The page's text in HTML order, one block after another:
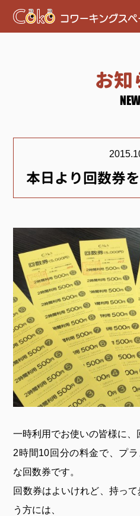
お知
本日より回数券
一時利用でお使いの皆様に、
2時間10回分の料金で、プ
な回数券です。
回数券はよいけれど、持っ
う方には、